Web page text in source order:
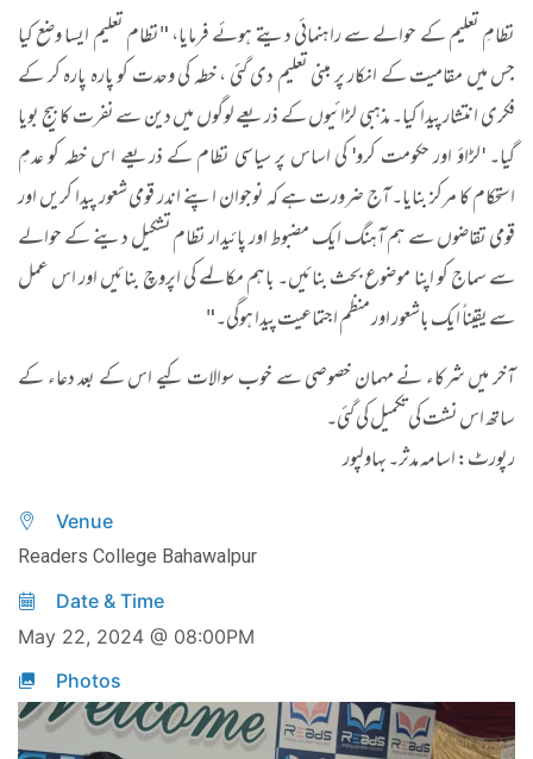
نظامِ تعلیم کے حوالے سے راہنمائی دیتے ہوئے فرمایا، "نظام تعلیم ایسا وضع کیا
جس میں مقامیت کے انکار پر مبنی تعلیم دی گئی ، خطہ کی وحدت کو پارہ پارہ کر کے
فکری انتشار پیدا کیا۔ مذہبی لڑائیوں کے ذریعے لوگوں میں دین سے نفرت کا بیج بویا
گیا۔ 'لڑاؤ اور حکومت کرو' کی اساس پر سیاسی نظام کے ذریعے اس خطہ کو عدمِ
استحکام کا مرکز بنایا۔ آج ضرورت ہے کہ نوجوان اپنے اندر قومی شعور پیدا کریں اور
قومی تقاضوں سے ہم آہنگ ایک مضبوط اور پائیدار نظام تشکیل دینے کے حوالے
سے سماج کو اپنا موضوع بحث بنائیں۔ باہم مکالمے کی اپروچ بنائیں اور اس عمل
سے یقیناً ایک باشعور اور منظم اجتماعیت پیدا ہوگی۔"
آخر میں شرکاء نے مہمان خصوصی سے خوب سوالات کیے اس کے بعد دعاء کے
ساتھ اس نشت کی تکمیل کی گئی۔
رپورٹ: اسامہ مدثر۔ بہاولپور
Venue
Readers College Bahawalpur
Date & Time
May 22, 2024 @ 08:00PM
Photos